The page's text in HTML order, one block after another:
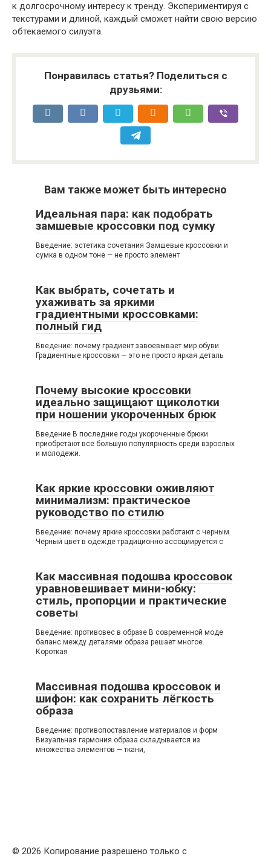
к долгосрочному интересу к тренду. Экспериментируя с
текстурами и длиной, каждый сможет найти свою версию
обтекаемого силуэта.
Понравилась статья? Поделиться с
друзьями:
Вам также может быть интересно
Идеальная пара: как подобрать
замшевые кроссовки под сумку
Введение: эстетика сочетания Замшевые кроссовки и
сумка в одном тоне — не просто элемент
Как выбрать, сочетать и
ухаживать за яркими
градиентными кроссовками:
полный гид
Введение: почему градиент завоевывает мир обуви
Градиентные кроссовки — это не просто яркая деталь
Почему высокие кроссовки
идеально защищают щиколотки
при ношении укороченных брюк
Введение В последние годы укороченные брюки
приобретают все большую популярность среди взрослых
и молодежи.
Как яркие кроссовки оживляют
минимализм: практическое
руководство по стилю
Введение: почему яркие кроссовки работают с черным
Черный цвет в одежде традиционно ассоциируется с
Как массивная подошва кроссовок
уравновешивает мини-юбку:
стиль, пропорции и практические
советы
Введение: противовес в образе В современной моде
баланс между деталями образа решает многое.
Короткая
Массивная подошва кроссовок и
шифон: как сохранить лёгкость
образа
Введение: противопоставление материалов и форм
Визуальная гармония образа складывается из
множества элементов — ткани,
© 2026 Копирование разрешено только с